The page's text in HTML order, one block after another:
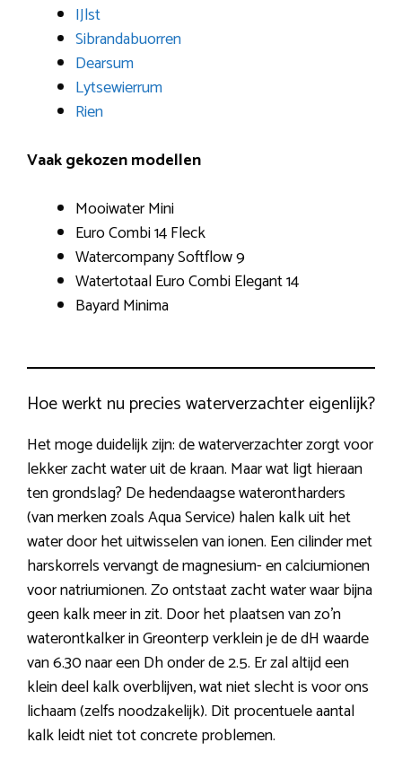
IJlst
Sibrandabuorren
Dearsum
Lytsewierrum
Rien
Vaak gekozen modellen
Mooiwater Mini
Euro Combi 14 Fleck
Watercompany Softflow 9
Watertotaal Euro Combi Elegant 14
Bayard Minima
Hoe werkt nu precies waterverzachter eigenlijk?
Het moge duidelijk zijn: de waterverzachter zorgt voor
lekker zacht water uit de kraan. Maar wat ligt hieraan
ten grondslag? De hedendaagse waterontharders
(van merken zoals Aqua Service) halen kalk uit het
water door het uitwisselen van ionen. Een cilinder met
harskorrels vervangt de magnesium- en calciumionen
voor natriumionen. Zo ontstaat zacht water waar bijna
geen kalk meer in zit. Door het plaatsen van zo’n
waterontkalker in Greonterp verklein je de dH waarde
van 6.30 naar een Dh onder de 2.5. Er zal altijd een
klein deel kalk overblijven, wat niet slecht is voor ons
lichaam (zelfs noodzakelijk). Dit procentuele aantal
kalk leidt niet tot concrete problemen.